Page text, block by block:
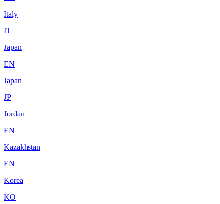
Italy
IT
Japan
EN
Japan
JP
Jordan
EN
Kazakhstan
EN
Korea
KO